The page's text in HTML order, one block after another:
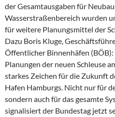
der Gesamtausgaben für
Wasserstraßenbereich wurden
für weitere Planungsmittel der
Dazu Boris Kluge,
Öffentlicher Binnenhäfen (BÖB):
Planungen der neuen Schleuse
starkes Zeichen für die Zukunft
Hafen Hamburgs. Nicht nur für
sondern auch für das gesamte
signalisiert der Bundestag jetzt